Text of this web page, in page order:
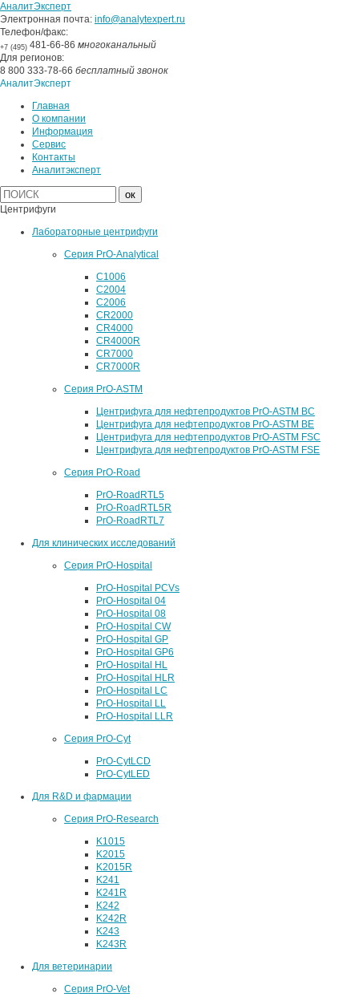
АналитЭксперт
Электронная почта: info@analytexpert.ru
Телефон/факс:
+7 (495) 481-66-86 многоканальный
Для регионов:
8 800 333-78-66 бесплатный звонок
АналитЭксперт
Главная
О компании
Информация
Сервис
Контакты
Аналитэксперт
Центрифуги
Лабораторные центрифуги
Серия PrO-Analytical
C1006
C2004
C2006
CR2000
CR4000
CR4000R
CR7000
CR7000R
Серия PrO-ASTM
Центрифуга для нефтепродуктов PrO-ASTM BC
Центрифуга для нефтепродуктов PrO-ASTM BE
Центрифуга для нефтепродуктов PrO-ASTM FSC
Центрифуга для нефтепродуктов PrO-ASTM FSE
Серия PrO-Road
PrO-RoadRTL5
PrO-RoadRTL5R
PrO-RoadRTL7
Для клинических исследований
Серия PrO-Hospital
PrO-Hospital PCVs
PrO-Hospital 04
PrO-Hospital 08
PrO-Hospital CW
PrO-Hospital GP
PrO-Hospital GP6
PrO-Hospital HL
PrO-Hospital HLR
PrO-Hospital LC
PrO-Hospital LL
PrO-Hospital LLR
Серия PrO-Cyt
PrO-CytLCD
PrO-CytLED
Для R&D и фармации
Серия PrO-Research
K1015
K2015
K2015R
K241
K241R
K242
K242R
K243
K243R
Для ветеринарии
Серия PrO-Vet